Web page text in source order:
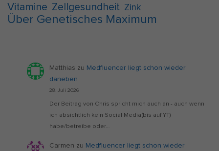
Vitamine Zellgesundheit Zink
Über Genetisches Maximum
Matthias zu Medfluencer liegt schon wieder
daneben
28. Juli 2026
Der Beitrag von Chris spricht mich auch an - auch wenn
ich absichtlich kein Social Media(bis auf YT)
habe/betreibe oder…
Carmen zu Medfluencer liegt schon wieder